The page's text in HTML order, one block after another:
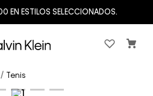
EN ESTILOS SELECCIONADOS.
Tenis